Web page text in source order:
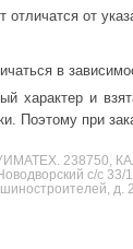
отличатся от
в
характер и
Поэтому при
с/с 33/
д.